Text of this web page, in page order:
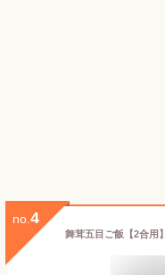
no. 4